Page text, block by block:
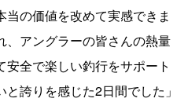
の価値を改めて実感できま
、アングラーの皆さんの熱量
全で楽しい釣行をサポート
誇りを感じた2日間でした」